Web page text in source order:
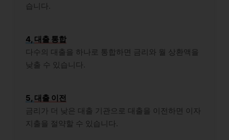
습니다.
4, 대출 통합
다수의 대출을 하나로 통합하면 금리와 월 상환액을
낮출 수 있습니다.
5, 대출 이전
금리가 더 낮은 대출 기관으로 대출을 이전하면 이자
지출을 절약할 수 있습니다.